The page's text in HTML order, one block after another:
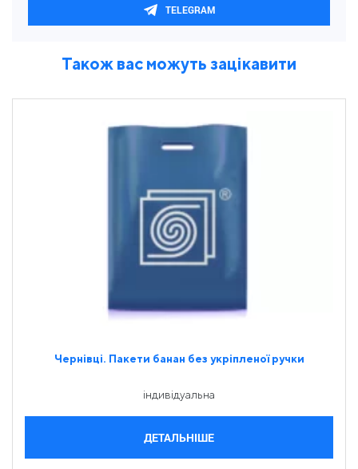
TELEGRAM
Також вас можуть зацікавити
Чернівці. Пакети банан без укріпленої ручки
індивідуальна
ДЕТАЛЬНІШЕ